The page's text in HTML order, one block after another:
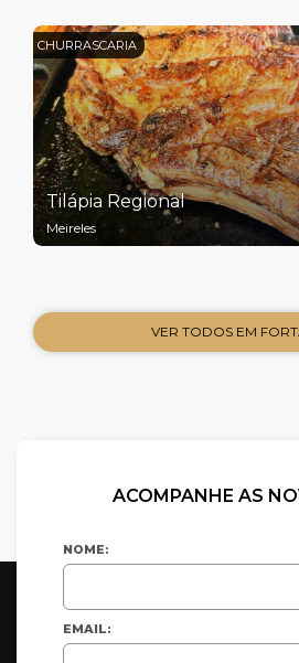
CHURRASCARIA
Tilápia Regional
Meireles
VER TODOS EM
ACOMPANHE AS
NOME:
EMAIL: